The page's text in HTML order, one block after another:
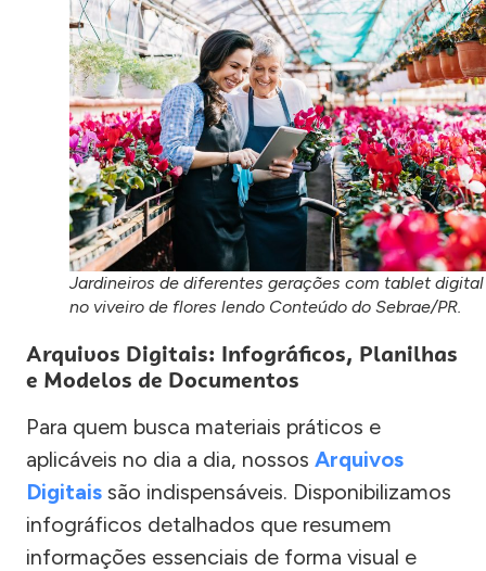
Jardineiros de diferentes gerações com tablet digital
no viveiro de flores lendo Conteúdo do Sebrae/PR.
Arquivos Digitais: Infográficos, Planilhas
e Modelos de Documentos
Para quem busca materiais práticos e
aplicáveis no dia a dia, nossos Arquivos
Digitais são indispensáveis. Disponibilizamos
infográficos detalhados que resumem
informações essenciais de forma visual e